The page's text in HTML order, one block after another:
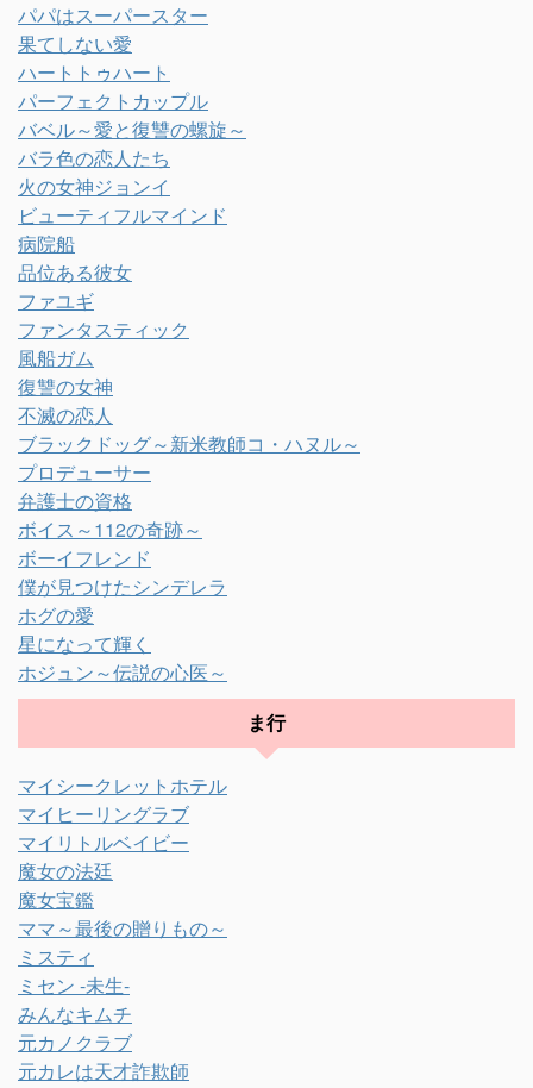
パパはスーパースター
果てしない愛
ハートトゥハート
パーフェクトカップル
バベル～愛と復讐の螺旋～
バラ色の恋人たち
火の女神ジョンイ
ビューティフルマインド
病院船
品位ある彼女
ファユギ
ファンタスティック
風船ガム
復讐の女神
不滅の恋人
ブラックドッグ～新米教師コ・ハヌル～
プロデューサー
弁護士の資格
ボイス～112の奇跡～
ボーイフレンド
僕が見つけたシンデレラ
ホグの愛
星になって輝く
ホジュン～伝説の心医～
ま行
マイシークレットホテル
マイヒーリングラブ
マイリトルベイビー
魔女の法廷
魔女宝鑑
ママ～最後の贈りもの～
ミスティ
ミセン -未生-
みんなキムチ
元カノクラブ
元カレは天才詐欺師